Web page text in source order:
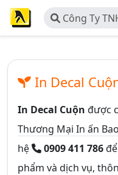
Công Ty
Bao Bì Thiên
In Decal
In Decal Cuộn được
Thương Mại In ấn
hệ
0909 411 786
phẩm và dịch vụ,